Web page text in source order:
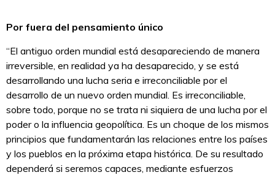
Por fuera del pensamiento único
“El antiguo orden mundial está desapareciendo de manera
irreversible, en realidad ya ha desaparecido, y se está
desarrollando una lucha seria e irreconciliable por el
desarrollo de un nuevo orden mundial. Es irreconciliable,
sobre todo, porque no se trata ni siquiera de una lucha por el
poder o la influencia geopolítica. Es un choque de los mismos
principios que fundamentarán las relaciones entre los países
y los pueblos en la próxima etapa histórica. De su resultado
dependerá si seremos capaces, mediante esfuerzos